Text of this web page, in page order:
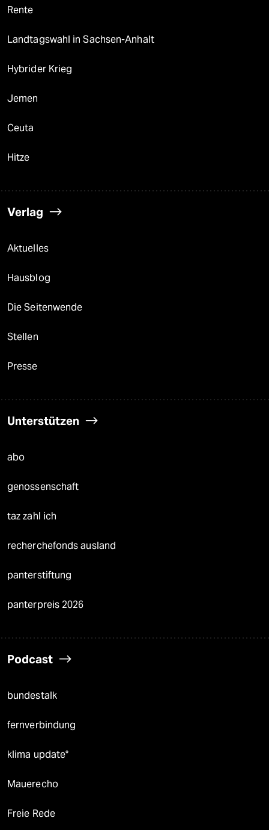
Rente
Landtagswahl in Sachsen-Anhalt
Hybrider Krieg
Jemen
Ceuta
Hitze
Verlag
Aktuelles
Hausblog
Die Seitenwende
Stellen
Presse
Unterstützen
abo
genossenschaft
taz zahl ich
recherchefonds ausland
panterstiftung
panterpreis 2026
Podcast
bundestalk
fernverbindung
klima update°
Mauerecho
Freie Rede